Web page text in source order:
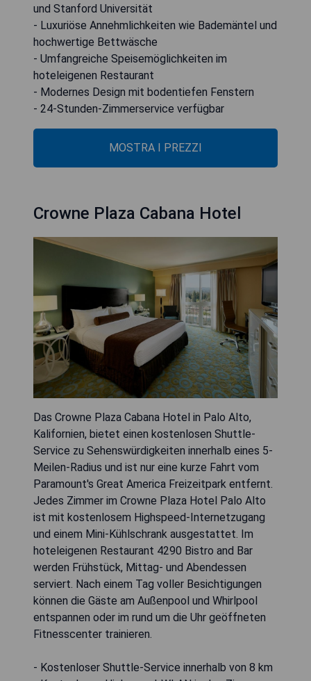
und Stanford Universität
- Luxuriöse Annehmlichkeiten wie Bademäntel und
hochwertige Bettwäsche
- Umfangreiche Speisemöglichkeiten im
hoteleigenen Restaurant
- Modernes Design mit bodentiefen Fenstern
- 24-Stunden-Zimmerservice verfügbar
MOSTRA I PREZZI
Crowne Plaza Cabana Hotel
Das Crowne Plaza Cabana Hotel in Palo Alto,
Kalifornien, bietet einen kostenlosen Shuttle-
Service zu Sehenswürdigkeiten innerhalb eines 5-
Meilen-Radius und ist nur eine kurze Fahrt vom
Paramount's Great America Freizeitpark entfernt.
Jedes Zimmer im Crowne Plaza Hotel Palo Alto
ist mit kostenlosem Highspeed-Internetzugang
und einem Mini-Kühlschrank ausgestattet. Im
hoteleigenen Restaurant 4290 Bistro and Bar
werden Frühstück, Mittag- und Abendessen
serviert. Nach einem Tag voller Besichtigungen
können die Gäste am Außenpool und Whirlpool
entspannen oder im rund um die Uhr geöffneten
Fitnesscenter trainieren.
- Kostenloser Shuttle-Service innerhalb von 8 km